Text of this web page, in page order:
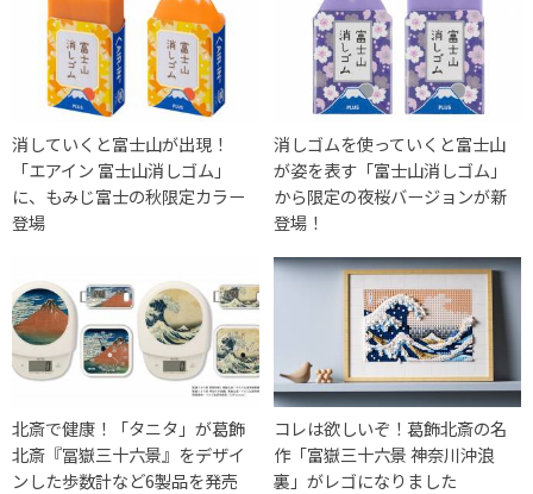
消していくと富士山が出現！
「エアイン 富士山消しゴム」
に、もみじ富士の秋限定カラー
登場
消しゴムを使っていくと富士山
が姿を表す「富士山消しゴム」
から限定の夜桜バージョンが新
登場！
北斎で健康！「タニタ」が葛飾
北斎『冨嶽三十六景』をデザイ
ンした歩数計など6製品を発売
コレは欲しいぞ！葛飾北斎の名
作「富嶽三十六景 神奈川沖浪
裏」がレゴになりました